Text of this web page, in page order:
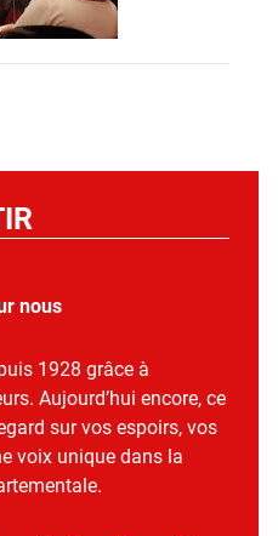
nous
1928 grâce à
Aujourd’hui encore, ce
sur vos espoirs, vos
voix unique dans la